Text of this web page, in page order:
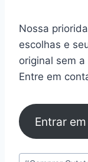
Nossa
escolhas e
original sem
Entre em
Entrar
Tags